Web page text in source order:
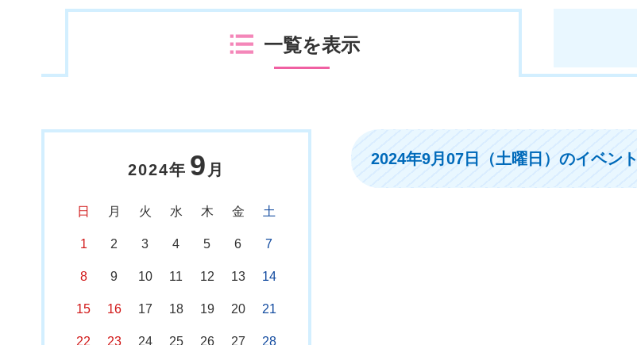
一覧を表示
2024年 9 月
日 月 火 水 木 金 土
1 2 3 4 5 6 7
8 9 10 11 12 13 14
15 16 17 18 19 20 21
22 23 24 25 26 27 28
2024年9月07日（土曜日）のイベント